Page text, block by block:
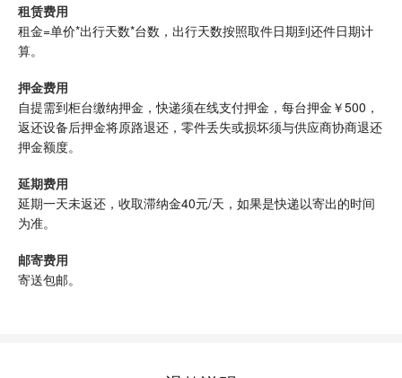
租赁费用
租金=单价*出行天数*台数，出行天数按照取件日期到还件日期计
算。
押金费用
自提需到柜台缴纳押金，快递须在线支付押金，每台押金￥500，
返还设备后押金将原路退还，零件丢失或损坏须与供应商协商退还
押金额度。
延期费用
延期一天未返还，收取滞纳金40元/天，如果是快递以寄出的时间
为准。
邮寄费用
寄送包邮。